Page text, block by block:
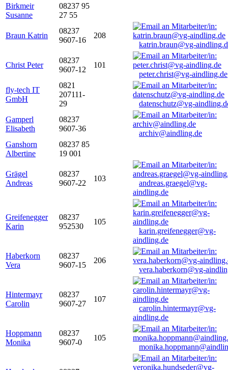
Birkmeir
Susanne
08237 95
27 55
Braun Katrin
08237
9607-16
208
katrin.braun@vg-
Christ Peter
08237
9607-12
101
peter.christ@vg-aindling.de
fly-tech IT
GmbH
0821
207111-
29
datenschutz@vg-
Gamperl
Elisabeth
08237
9607-36
archiv@aindling.de
Ganshorn
Albertine
08237 85
19 001
Grägel
Andreas
08237
9607-22
103
andreas.graegel@vg-
aindling.de
Greifenegger
Karin
08237
952530
105
karin.greifenegger@vg-
aindling.de
Haberkorn
Vera
08237
9607-15
206
vera.haberkorn@vg-
Hintermayr
Carolin
08237
9607-27
107
carolin.hintermayr@vg-
aindling.de
Hoppmann
Monika
08237
9607-0
105